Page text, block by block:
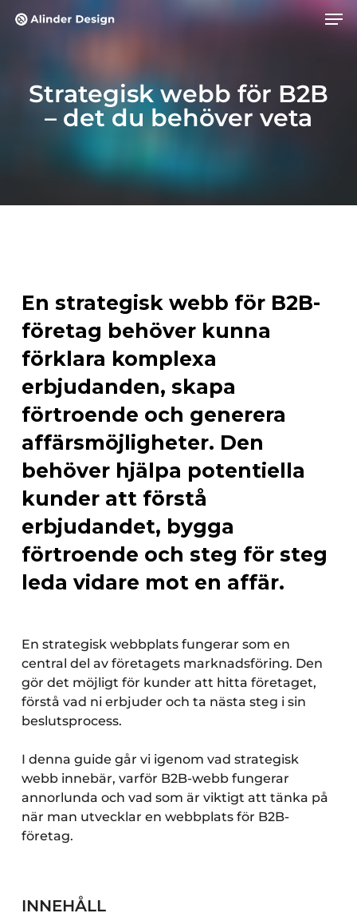
Strategisk webb för B2B
– det du behöver veta
En strategisk webb för B2B-
företag behöver kunna
förklara komplexa
erbjudanden, skapa
förtroende och generera
affärsmöjligheter. Den
behöver hjälpa potentiella
kunder att förstå
erbjudandet, bygga
förtroende och steg för steg
leda vidare mot en affär.
En strategisk webbplats fungerar som en
central del av företagets marknadsföring. Den
gör det möjligt för kunder att hitta företaget,
förstå vad ni erbjuder och ta nästa steg i sin
beslutsprocess.
I denna guide går vi igenom vad strategisk
webb innebär, varför B2B-webb fungerar
annorlunda och vad som är viktigt att tänka på
när man utvecklar en webbplats för B2B-
företag.
INNEHÅLL